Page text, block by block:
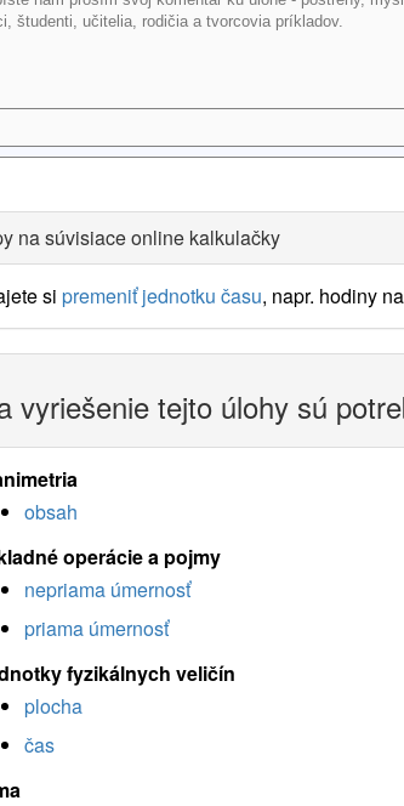
na súvisiace online kalkulačky
si premeniť jednotku času, napr. hodiny
vyriešenie tejto úlohy sú
obsah
operácie a pojmy
nepriama úmernosť
priama úmernosť
fyzikálnych veličín
plocha
čas